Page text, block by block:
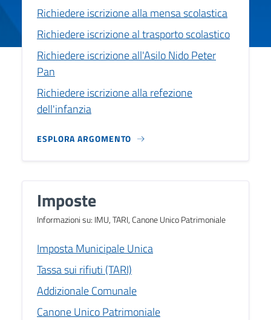
Richiedere iscrizione alla mensa scolastica
Richiedere iscrizione al trasporto scolastico
Richiedere iscrizione all'Asilo Nido Peter
Pan
Richiedere iscrizione alla refezione
dell'infanzia
ESPLORA ARGOMENTO
Imposte
Informazioni su: IMU, TARI, Canone Unico Patrimoniale
Imposta Municipale Unica
Tassa sui rifiuti (TARI)
Addizionale Comunale
Canone Unico Patrimoniale